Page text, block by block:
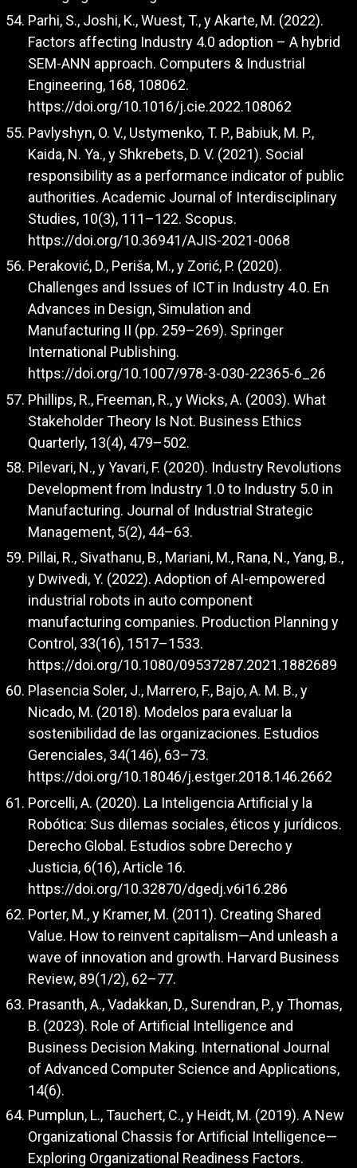
Parhi, S., Joshi, K., Wuest, T., y Akarte, M. (2022).
Factors affecting Industry 4.0 adoption – A hybrid
SEM-ANN approach. Computers & Industrial
Engineering, 168, 108062.
https://doi.org/10.1016/j.cie.2022.108062
Pavlyshyn, O. V., Ustymenko, T. P., Babiuk, M. P.,
Kaida, N. Ya., y Shkrebets, D. V. (2021). Social
responsibility as a performance indicator of public
authorities. Academic Journal of Interdisciplinary
Studies, 10(3), 111–122. Scopus.
https://doi.org/10.36941/AJIS-2021-0068
Peraković, D., Periša, M., y Zorić, P. (2020).
Challenges and Issues of ICT in Industry 4.0. En
Advances in Design, Simulation and
Manufacturing II (pp. 259–269). Springer
International Publishing.
https://doi.org/10.1007/978-3-030-22365-6_26
Phillips, R., Freeman, R., y Wicks, A. (2003). What
Stakeholder Theory Is Not. Business Ethics
Quarterly, 13(4), 479–502.
Pilevari, N., y Yavari, F. (2020). Industry Revolutions
Development from Industry 1.0 to Industry 5.0 in
Manufacturing. Journal of Industrial Strategic
Management, 5(2), 44–63.
Pillai, R., Sivathanu, B., Mariani, M., Rana, N., Yang, B.,
y Dwivedi, Y. (2022). Adoption of AI-empowered
industrial robots in auto component
manufacturing companies. Production Planning y
Control, 33(16), 1517–1533.
https://doi.org/10.1080/09537287.2021.1882689
Plasencia Soler, J., Marrero, F., Bajo, A. M. B., y
Nicado, M. (2018). Modelos para evaluar la
sostenibilidad de las organizaciones. Estudios
Gerenciales, 34(146), 63–73.
https://doi.org/10.18046/j.estger.2018.146.2662
Porcelli, A. (2020). La Inteligencia Artificial y la
Robótica: Sus dilemas sociales, éticos y jurídicos.
Derecho Global. Estudios sobre Derecho y
Justicia, 6(16), Article 16.
https://doi.org/10.32870/dgedj.v6i16.286
Porter, M., y Kramer, M. (2011). Creating Shared
Value. How to reinvent capitalism—And unleash a
wave of innovation and growth. Harvard Business
Review, 89(1/2), 62–77.
Prasanth, A., Vadakkan, D., Surendran, P., y Thomas,
B. (2023). Role of Artificial Intelligence and
Business Decision Making. International Journal
of Advanced Computer Science and Applications,
14(6).
Pumplun, L., Tauchert, C., y Heidt, M. (2019). A New
Organizational Chassis for Artificial Intelligence—
Exploring Organizational Readiness Factors.